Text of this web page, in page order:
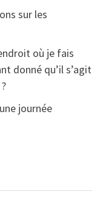
sur les
où je fais
donné qu’il s’agit
journée